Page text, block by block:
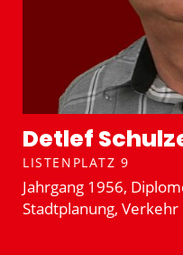
Detlef
LISTENPLATZ 9
Jahrgang 1956,
Stadt­planung, Verkehr